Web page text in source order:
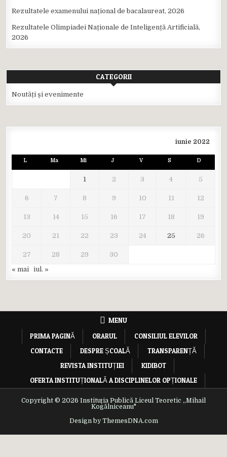
Rezultatele examenului național de bacalaureat, 2026
Rezultatele Olimpiadei Naționale de Inteligență Artificială,
2026
CATEGORII
Noutăți și evenimente
iunie 2022
L Ma Mi J V S D
1 2 3 4 5
6 7 8 9 10 11 12
13 14 15 16 17 18 19
20 21 22 23 24 25 26
27 28 29
30
« mai
iul. »
MENU
PRIMA PAGINĂ
ORARUL
CONSILIUL ELEVILOR
CONTACTE
DESPRE ȘCOALĂ
TRANSPARENȚĂ
REVISTA INSTITUȚIEI
KIDIBOT
OFERTA INSTITUȚIONALĂ A DISCIPLINELOR OPȚIONALE
Copyright © 2026 Instituția Publică Liceul Teoretic ,,Mihail
Kogălniceanu"
Design by ThemesDNA.com